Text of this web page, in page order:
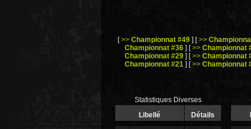
[>> Championnat #49 ] [>>
Championnat #36] [>> Championnat
Championnat #29] [>> Championnat
Championnat #21] [>> Championnat
Statistiques Diverses
Libellé
Détails